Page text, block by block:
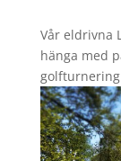
Vår eldrivna
hänga med